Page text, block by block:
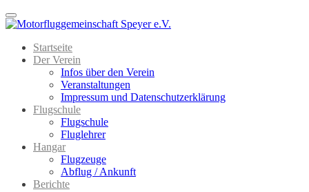
Menu
Startseite
Der Verein
Infos über den Verein
Veranstaltungen
Impressum und Datenschutzerklärung
Flugschule
Flugschule
Fluglehrer
Hangar
Flugzeuge
Abflug / Ankunft
Berichte